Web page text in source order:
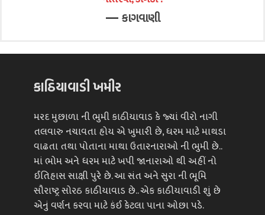
—કાગવાણી
કાઠિયાવાડી ખમીર
મરદ મુછાળા ની ભુમી કાઠીયાવાડ કે જ્યાં વીરો નાગી
તલવારુ નચાવતા હોય એ ખુમારી છે, ધરમ માટે માથડા
વાઢતા તથા પોતાના માથા ઉતારનારાઓ ની ભુમી છે..
માં ભોમ અને ધરમ માટે ખપી જાનારાઓ થી અહીં નો
ઈતિહાસ સાક્ષી પુરે છે. આ સંત અને સુરા ની ભૂમિ
સૌરાષ્ટ્ર સોરઠ કાઠીયાવાડ છે.. એક કાઠીયાવાડી શું છે
એનું વર્ણન કરવા માટે કંઈ કેટલા પાના ઓછા પડે.